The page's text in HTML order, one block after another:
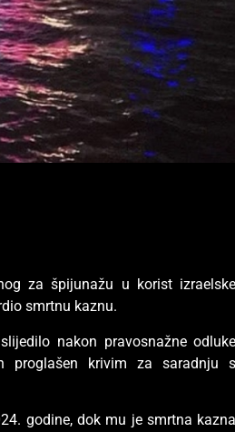
za špijunažu u korist izraelske
smrtnu kaznu.
nakon pravosnažne odluke
proglašen krivim za saradnju s
godine, dok mu je smrtna kazna